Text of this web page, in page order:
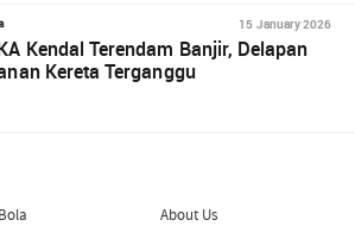
15 January 2026
Kendal Terendam Banjir, Delapan
Kereta Terganggu
Bola
About Us